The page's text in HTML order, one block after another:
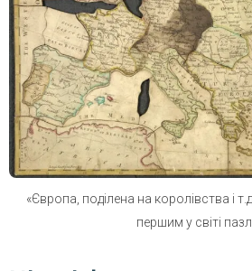
«Європа, поділена на королівства і
першим у світі